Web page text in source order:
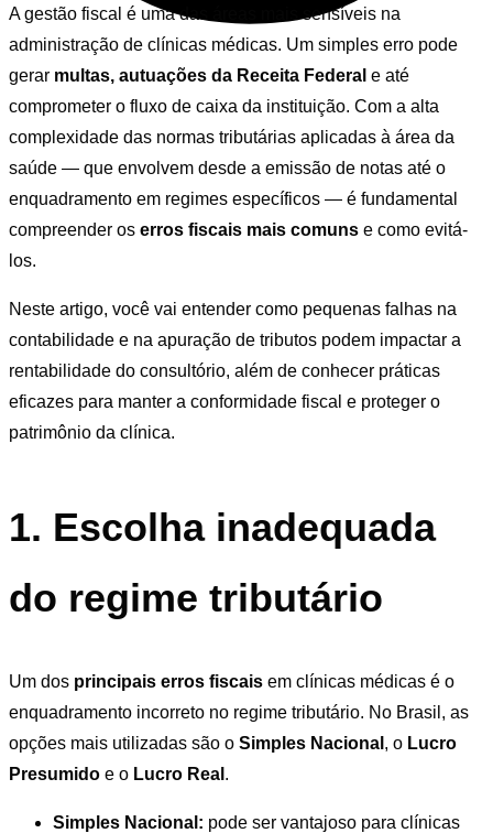
A gestão fiscal é uma das áreas mais sensíveis na
administração de clínicas médicas. Um simples erro pode
gerar multas, autuações da Receita Federal e até
comprometer o fluxo de caixa da instituição. Com a alta
complexidade das normas tributárias aplicadas à área da
saúde — que envolvem desde a emissão de notas até o
enquadramento em regimes específicos — é fundamental
compreender os erros fiscais mais comuns e como evitá-
los.
Neste artigo, você vai entender como pequenas falhas na
contabilidade e na apuração de tributos podem impactar a
rentabilidade do consultório, além de conhecer práticas
eficazes para manter a conformidade fiscal e proteger o
patrimônio da clínica.
1. Escolha inadequada
do regime tributário
Um dos principais erros fiscais em clínicas médicas é o
enquadramento incorreto no regime tributário. No Brasil, as
opções mais utilizadas são o Simples Nacional , o Lucro
Presumido e o Lucro Real .
Simples Nacional: pode ser vantajoso para clínicas